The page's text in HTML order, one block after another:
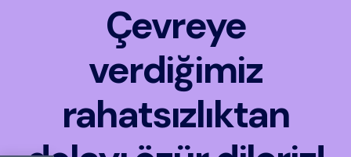
Çevreye
verdiğimiz
rahatsızlıktan